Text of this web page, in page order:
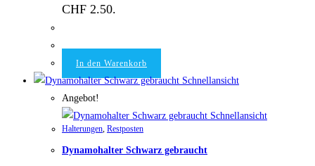
CHF 2.50.
In den Warenkorb
Schnellansicht
Angebot!
Schnellansicht
Halterungen, Restposten
Dynamohalter Schwarz gebraucht